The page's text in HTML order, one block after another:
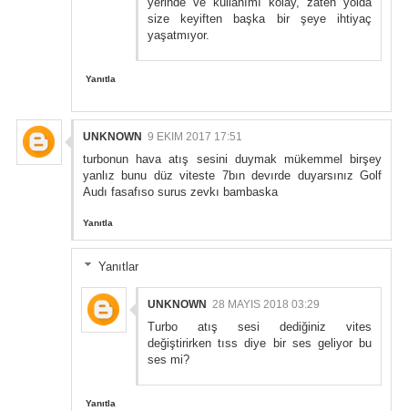
size keyiften başka bir şeye ihtiyaç
yaşatmıyor.
Yanıtla
UNKNOWN 9 EKIM 2017 17:51
turbonun hava atış sesini duymak mükemmel birşey
yanlız bunu düz viteste 7bın devırde duyarsınız Golf
Audı fasafıso surus zevkı bambaska
Yanıtla
Yanıtlar
UNKNOWN 28 MAYIS 2018 03:29
Turbo atış sesi dediğiniz vites
değiştirirken tıss diye bir ses geliyor bu
ses mi?
Yanıtla